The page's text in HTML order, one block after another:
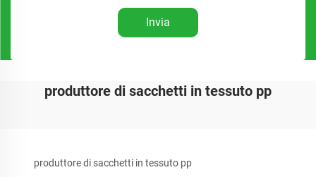
Invia
produttore di sacchetti in tessuto pp
produttore di sacchetti in tessuto pp